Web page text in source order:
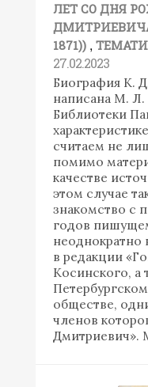
ЛЕТ СО ДНЯ
1871)) ,
27.02.2023
Биография К.
написана М.
Библиотеки
считаем не
помимо
качестве
этом случае
знакомство с
годов
неоднократно
в редакции
Косинского, а
обществе,
членов
Дмитриевич».